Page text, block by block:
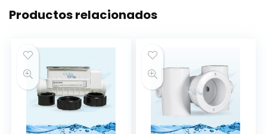
Productos relacionados